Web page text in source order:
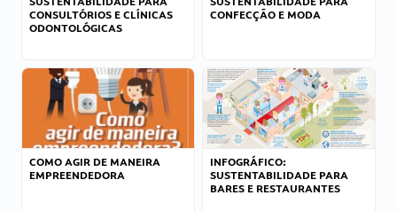
CONSULTÓRIOS E CLÍNICAS
ODONTOLÓGICAS
CONFECÇÃO E MODA
COMO AGIR DE MANEIRA
EMPREENDEDORA
INFOGRÁFICO:
SUSTENTABILIDADE PARA
BARES E RESTAURANTES